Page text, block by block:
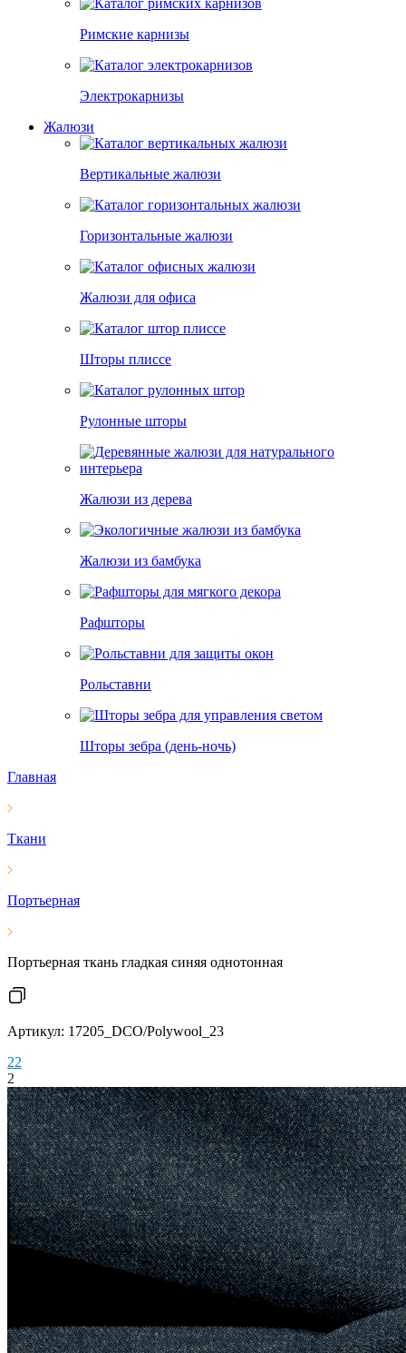
Римские карнизы
Электрокарнизы
Жалюзи
Вертикальные жалюзи
Горизонтальные жалюзи
Жалюзи для офиса
Шторы плиссе
Рулонные шторы
Жалюзи из дерева
Жалюзи из бамбука
Рафшторы
Рольставни
Шторы зебра (день-ночь)
Главная
Ткани
Портьерная
Портьерная ткань гладкая синяя однотонная
Артикул: 17205_DCO/Polywool_23
22
2